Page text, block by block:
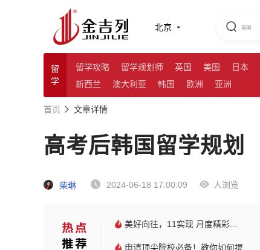
北京
留
学
留学攻略 留学规划师 英国 美国 日本
新西兰
澳大利亚 韩国 欧洲 亚洲
首页 文章详情
高考后韩国留学规划
柴琳 2024-06-18 17:00:09 人浏览
美好向往，11实现 月度精彩...
申请顶尖院校必备！教你如何提...